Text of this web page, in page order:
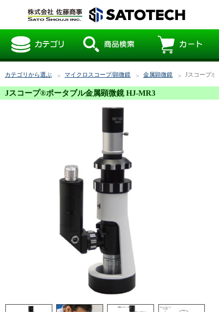
カテゴリから選ぶ マイクロスコープ/顕微鏡 金属顕微鏡 Jスコープポ
Jスコープ®ポータブル金属顕微鏡 HJ-MR3